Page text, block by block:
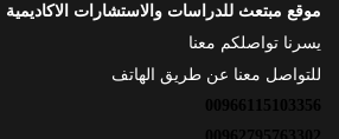
موقع مبتعث للدراسات والاستشارات الاكاديمية
يسرنا تواصلكم معنا
للتواصل معنا عن طريق الهاتف
00966115103356